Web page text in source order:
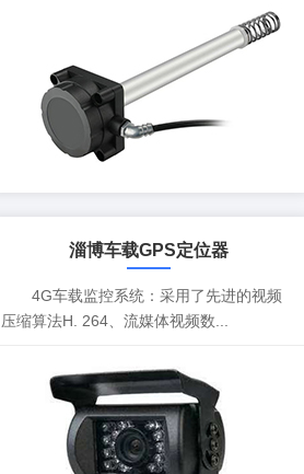
淄博车载GPS定位器
4G车载监控系统：采用了先进的视频
压缩算法H. 264、流媒体视频数...